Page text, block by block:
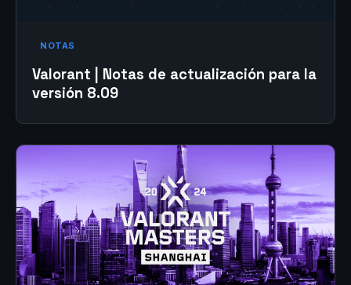
NOTAS
Valorant | Notas de actualización para la
versión 8.09